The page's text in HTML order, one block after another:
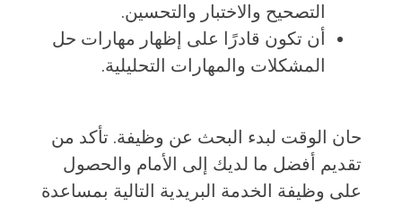
التصحيح والاختبار والتحسين.
أن تكون قادرًا على إظهار مهارات حل
المشكلات والمهارات التحليلية.
حان الوقت لبدء البحث عن وظيفة. تأكد من
تقديم أفضل ما لديك إلى الأمام والحصول
على وظيفة الخدمة البريدية التالية بمساعدة